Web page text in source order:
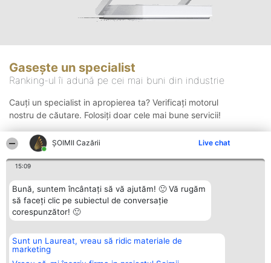
ȘOIMII Cazării Live chat
15:09
Bună, suntem încântați să vă ajutăm! 🙂 Vă rugăm
să faceți clic pe subiectul de conversație
corespunzător! 🙂
Sunt un Laureat, vreau să ridic materiale de
marketing
Gasește un specialist
Ranking-ul îi adună pe cei mai buni din industrie
Cauți un specialist in apropierea ta? Verificați motorul
nostru de căutare. Folosiți doar cele mai bune servicii!
Organizator Ranking
BRIGHT SOLUTIONS BR SRL
Aleea Timisul De Sus 2 Bl. A30
Plebiscyt
Lista Tuturor
Contact